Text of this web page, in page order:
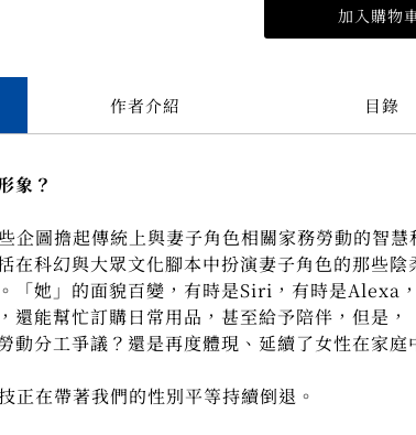
作者介紹 目錄
象？
圖擔起傳統上與妻子角色相關家務勞動的智慧
在科幻與大眾文化腳本中扮演妻子角色的那些
「她」的面貌百變，有時是Siri，有時是Alexa
還能幫忙訂購日常用品，甚至給予陪伴，但是
動分工爭議？還是再度體現、延續了女性在家庭
在帶著我們的性別平等持續倒退。